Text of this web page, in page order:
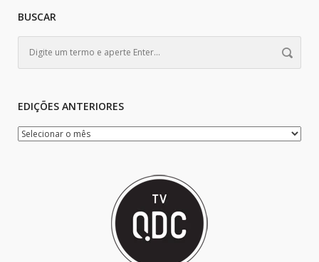
BUSCAR
EDIÇÕES ANTERIORES